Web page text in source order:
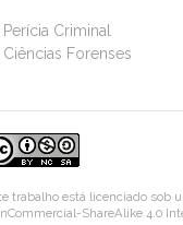
Perícia Criminal
Ciências Forenses
trabalho está licenciado sob
ShareAlike 4.0